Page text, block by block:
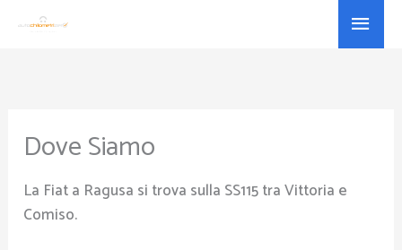
Menu
Dove Siamo
La Fiat a Ragusa si trova sulla SS115 tra Vittoria e
Comiso.